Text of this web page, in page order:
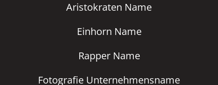
Aristokraten Name
Einhorn Name
Rapper Name
Fotografie Unternehmensname